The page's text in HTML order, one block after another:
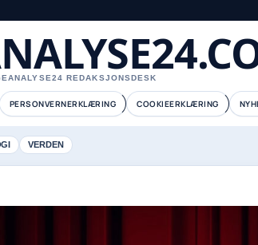
REDAKSJONSDESK
PERSONVERNERKLÆRING COOKIEERKLÆRING
VERDEN